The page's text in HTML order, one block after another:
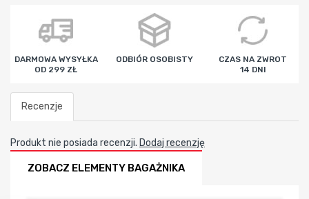
godz min
DARMOWA WYSYŁKA
OD 299 ZŁ
ODBIÓR OSOBISTY
CZAS NA ZWROT
14 DNI
Recenzje
Produkt nie posiada recenzji. Dodaj recenzję
ZOBACZ ELEMENTY BAGAŻNIKA